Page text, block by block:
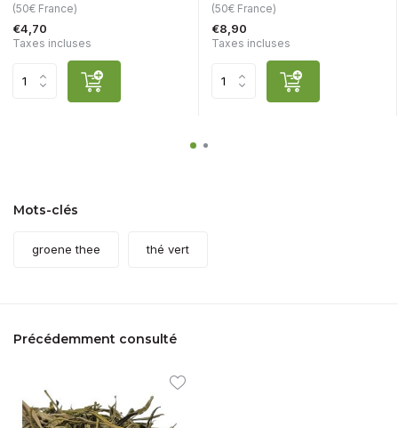
(50€ France)
€4,70
Taxes incluses
(50€ France)
€8,90
Taxes incluses
Mots-clés
groene thee thé vert
Précédemment consulté